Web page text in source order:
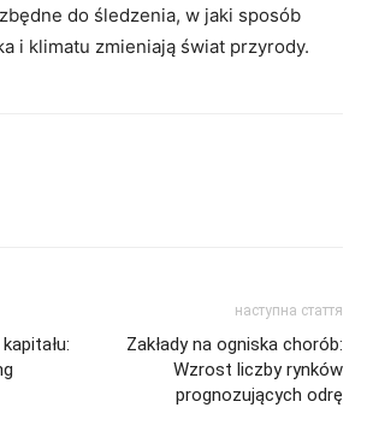
do śledzenia, w jaki sposób
i klimatu zmieniają świat przyrody.
наступна стаття
Zakłady na ogniska chorób:
Wzrost liczby rynków
prognozujących odrę